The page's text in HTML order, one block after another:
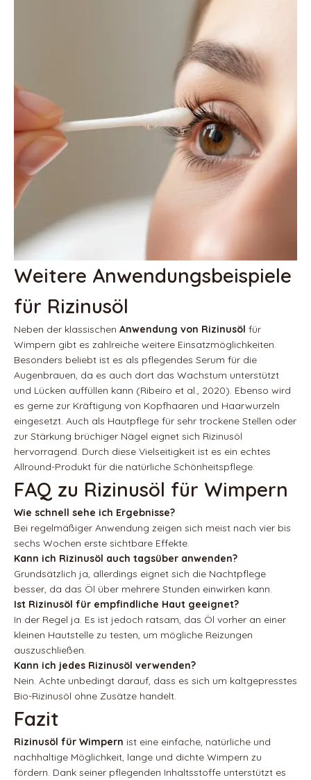
Weitere Anwendungsbeispiele
für Rizinusöl
Neben der klassischen Anwendung von Rizinusöl für
Wimpern gibt es zahlreiche weitere Einsatzmöglichkeiten.
Besonders beliebt ist es als pflegendes Serum für die
Augenbrauen, da es auch dort das Wachstum unterstützt
und Lücken auffüllen kann (Ribeiro et al., 2020). Ebenso wird
es gerne zur Kräftigung von Kopfhaaren und Haarwurzeln
eingesetzt. Auch als Hautpflege für sehr trockene Stellen oder
zur Stärkung brüchiger Nägel eignet sich Rizinusöl
hervorragend. Durch diese Vielseitigkeit ist es ein echtes
Allround-Produkt für die natürliche Schönheitspflege.
FAQ zu Rizinusöl für Wimpern
Wie schnell sehe ich Ergebnisse?
Bei regelmäßiger Anwendung zeigen sich meist nach vier bis
sechs Wochen erste sichtbare Effekte.
Kann ich Rizinusöl auch tagsüber anwenden?
Grundsätzlich ja, allerdings eignet sich die Nachtpflege
besser, da das Öl über mehrere Stunden einwirken kann.
Ist Rizinusöl für empfindliche Haut geeignet?
In der Regel ja. Es ist jedoch ratsam, das Öl vorher an einer
kleinen Hautstelle zu testen, um mögliche Reizungen
auszuschließen.
Kann ich jedes Rizinusöl verwenden?
Nein. Achte unbedingt darauf, dass es sich um kaltgepresstes
Bio-Rizinusöl ohne Zusätze handelt.
Fazit
Rizinusöl für Wimpern ist eine einfache, natürliche und
nachhaltige Möglichkeit, lange und dichte Wimpern zu
fördern. Dank seiner pflegenden Inhaltsstoffe unterstützt es